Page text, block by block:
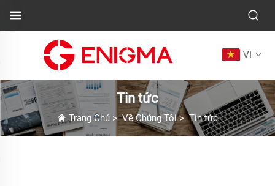
VI
Tin tức
Trang Chủ >Về Chúng Tôi>Tin tức